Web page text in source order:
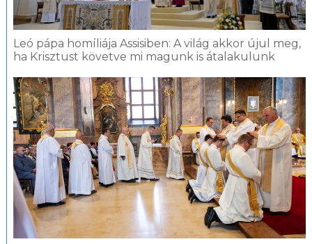
Leó pápa homíliája Assisiben: A világ akkor újul meg,
ha Krisztust követve mi magunk is átalakulunk